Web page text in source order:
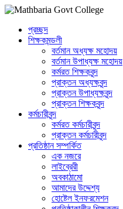
প্রচ্ছদ
শিক্ষকমন্ডলী
বর্তমান অধ্যক্ষ মহোদয়
বর্তমান ‌উপাধ্যক্ষ মহোদয়
কর্মরত শিক্ষকবৃন্দ
প্রাক্তন অধ্যক্ষবৃন্দ
প্রাক্তন উপাধ্যক্ষবৃন্দ
প্রাক্তন শিক্ষকবৃন্দ
কর্মচারীবৃন্দ
কর্মরত কর্মচারীবৃন্দ
প্রাক্তন কর্মচারীবৃন্দ
প্রতিষ্ঠান সম্পর্কিত
এক নজরে
লাইব্রেরী
অবকাঠামো
আমাদের উদ্দেশ্য
হোষ্টেল ইনফরমেশন